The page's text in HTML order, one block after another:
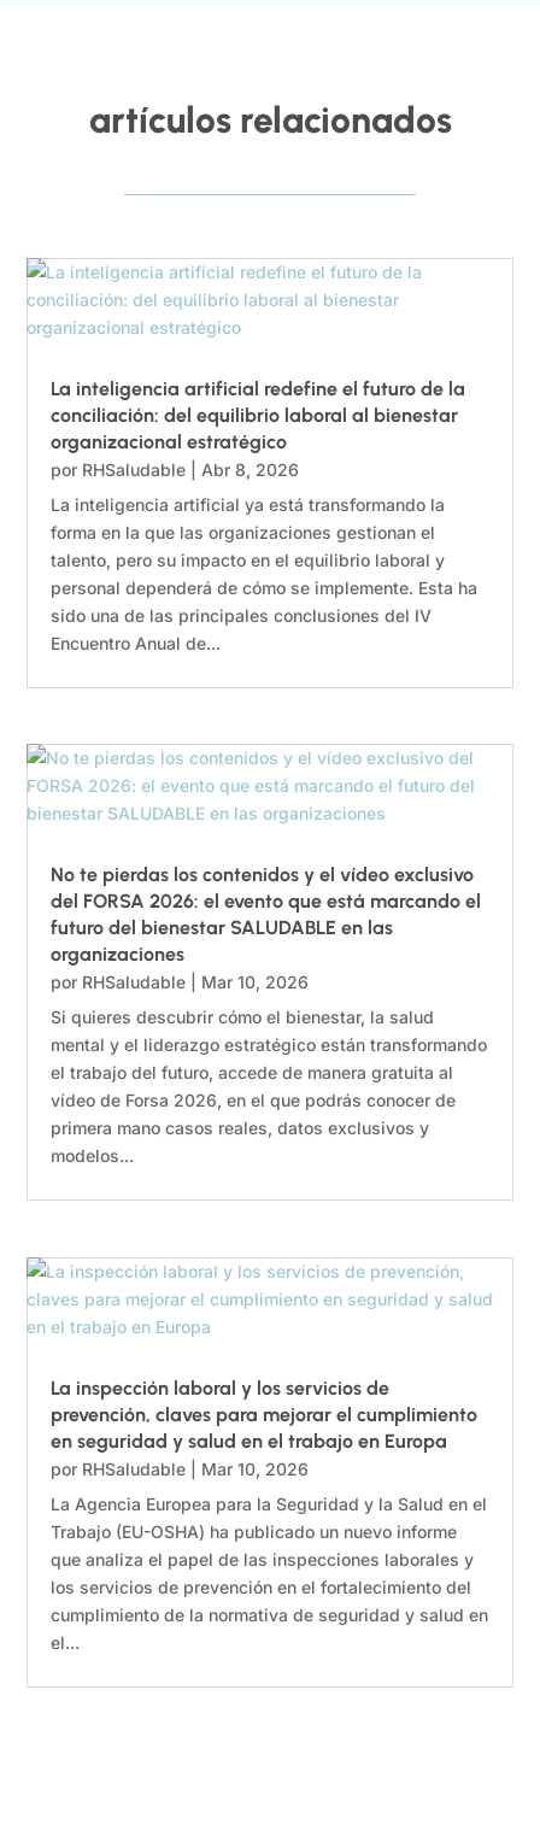
artículos relacionados
La inteligencia artificial redefine el futuro de la
conciliación: del equilibrio laboral al bienestar
organizacional estratégico
por RHSaludable
Abr 8, 2026
La inteligencia artificial ya está transformando la
forma en la que las organizaciones gestionan el
talento, pero su impacto en el equilibrio laboral y
personal dependerá de cómo se implemente. Esta ha
sido una de las principales conclusiones del IV
Encuentro Anual de...
No te pierdas los contenidos y el vídeo exclusivo
del FORSA 2026: el evento que está marcando el
futuro del bienestar SALUDABLE en las
organizaciones
por RHSaludable
Mar 10, 2026
Si quieres descubrir cómo el bienestar, la salud
mental y el liderazgo estratégico están transformando
el trabajo del futuro, accede de manera gratuita al
vídeo de Forsa 2026, en el que podrás conocer de
primera mano casos reales, datos exclusivos y
modelos...
La inspección laboral y los servicios de
prevención, claves para mejorar el cumplimiento
en seguridad y salud en el trabajo en Europa
por RHSaludable
Mar 10, 2026
La Agencia Europea para la Seguridad y la Salud en el
Trabajo (EU-OSHA) ha publicado un nuevo informe
que analiza el papel de las inspecciones laborales y
los servicios de prevención en el fortalecimiento del
cumplimiento de la normativa de seguridad y salud en
el...